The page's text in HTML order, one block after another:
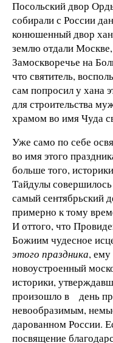
Посольский двор
собирали с России
конюшенный двор
землю отдали
Замоскворечье на
что святитель,
сам попросил у хана
для строительства
храмом во имя Чуда
Уже само по себе
во имя этого
больше того,
Тайдулы
самый сентябрьский
примерно к тому
И оттого, что
Божиим чудесное
этого праздника,
новоустроенный
историки,
произошло в день
невообразимым,
дарованном России.
посвящение